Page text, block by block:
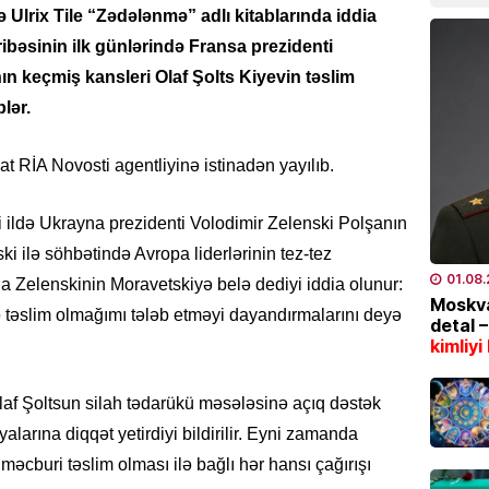
Tile “Zədələnmə” adlı kitablarında iddia
ilk günlərində Fransa prezidenti
keçmiş kansleri Olaf Şolts Kiyevin təslim
RİA Novosti agentliyinə istinadən yayılıb.
ildə Ukrayna prezidenti Volodimir Zelenski Polşanın
ilə söhbətində Avropa liderlərinin tez-tez
Zelenskinin Moravetskiyə belə dediyi iddia olunur:
olmağımı tələb etməyi dayandırmalarını deyə
Şoltsun silah tədarükü məsələsinə açıq dəstək
diqqət yetirdiyi bildirilir. Eyni zamanda
təslim olması ilə bağlı hər hansı çağırışı
Bu
daha
detal –
kimliyi